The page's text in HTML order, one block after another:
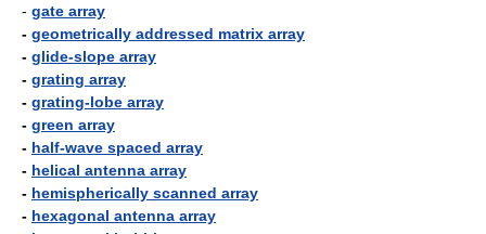
- gate array
- geometrically addressed matrix array
- glide-slope array
- grating array
- grating-lobe array
- green array
- half-wave spaced array
- helical antenna array
- hemispherically scanned array
- hexagonal antenna array